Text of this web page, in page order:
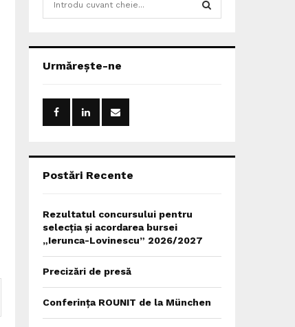
h
o
:
Urmărește-ne
Postări Recente
Rezultatul concursului pentru
selecția și acordarea bursei
„Ierunca-Lovinescu” 2026/2027
Precizări de presă
Conferința ROUNIT de la München